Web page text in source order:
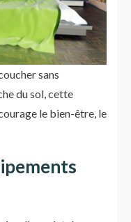
sans
du sol, cette
le bien-être, le